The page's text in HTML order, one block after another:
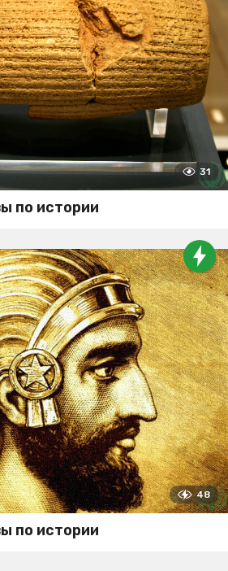
31
по истории
48
по истории